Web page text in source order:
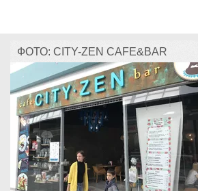
ФОТО: CITY-ZEN CAFE&BAR